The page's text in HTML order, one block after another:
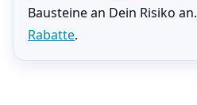
Bausteine an Dein Risiko an.
Rabatte.